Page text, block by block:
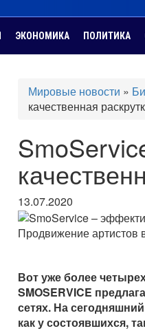
ЭКОНОМИКА ПОЛИТИКА
Мировые новости »
качественная
13.07.2020
Продвижение артистов
Вот уже более
SMOSERVICE
сетях. На
как у состоявшихся,